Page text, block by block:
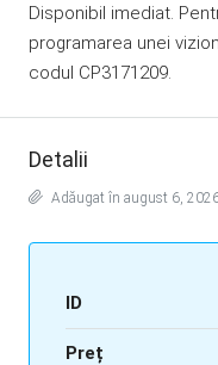
Disponibil imediat.
programarea unei
codul CP3171209.
Detalii
Adăugat în august 6,
ID
Preț